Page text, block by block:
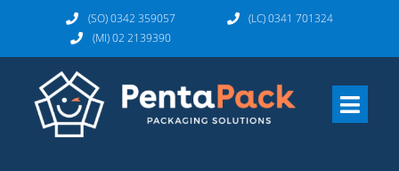
(SO) 0342 359057
(LC) 0341 701324
(MI) 02 2139390